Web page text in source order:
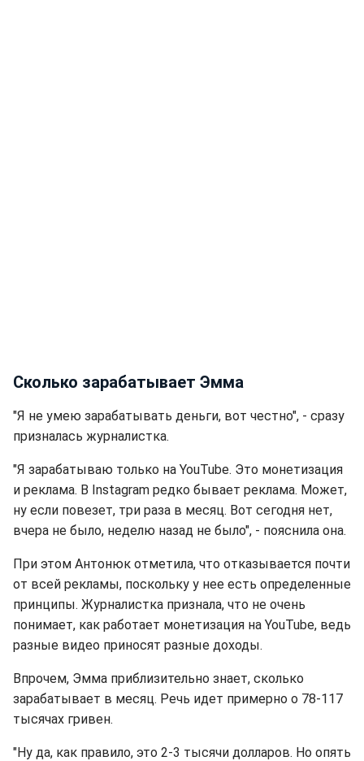
Сколько зарабатывает Эмма
"Я не умею зарабатывать деньги, вот честно", - сразу
призналась журналистка.
"Я зарабатываю только на YouTube. Это монетизация
и реклама. В Instagram редко бывает реклама. Может,
ну если повезет, три раза в месяц. Вот сегодня нет,
вчера не было, неделю назад не было", - пояснила она.
При этом Антонюк отметила, что отказывается почти
от всей рекламы, поскольку у нее есть определенные
принципы. Журналистка признала, что не очень
понимает, как работает монетизация на YouTube, ведь
разные видео приносят разные доходы.
Впрочем, Эмма приблизительно знает, сколько
зарабатывает в месяц. Речь идет примерно о 78-117
тысячах гривен.
"Ну да, как правило, это 2-3 тысячи долларов. Но опять